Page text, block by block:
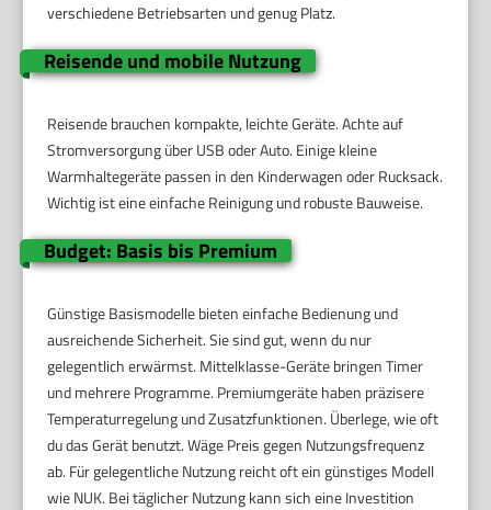
verschiedene Betriebsarten und genug Platz.
Reisende und mobile Nutzung
Reisende brauchen kompakte, leichte Geräte. Achte auf
Stromversorgung über USB oder Auto. Einige kleine
Warmhaltegeräte passen in den Kinderwagen oder Rucksack.
Wichtig ist eine einfache Reinigung und robuste Bauweise.
Budget: Basis bis Premium
Günstige Basismodelle bieten einfache Bedienung und
ausreichende Sicherheit. Sie sind gut, wenn du nur
gelegentlich erwärmst. Mittelklasse-Geräte bringen Timer
und mehrere Programme. Premiumgeräte haben präzisere
Temperaturregelung und Zusatzfunktionen. Überlege, wie oft
du das Gerät benutzt. Wäge Preis gegen Nutzungsfrequenz
ab. Für gelegentliche Nutzung reicht oft ein günstiges Modell
wie NUK. Bei täglicher Nutzung kann sich eine Investition